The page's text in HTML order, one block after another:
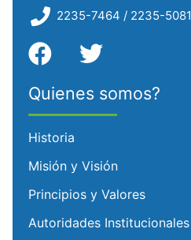
2235-7464 / 2235-5081
Quienes somos?
Historia
Misión y Visión
Principios y Valores
Autoridades Institucionales